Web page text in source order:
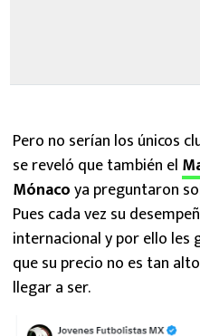
Pero no serían los únicos
se reveló que también el
Mónacoya preguntaron
Pues cada vez su
internacional y por ello
que su precio no es tan
llegar a ser.